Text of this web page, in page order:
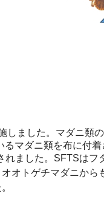
ました。マダニ類
マダニ類を布に付
ました。SFTSはフ
オトゲチマダニか